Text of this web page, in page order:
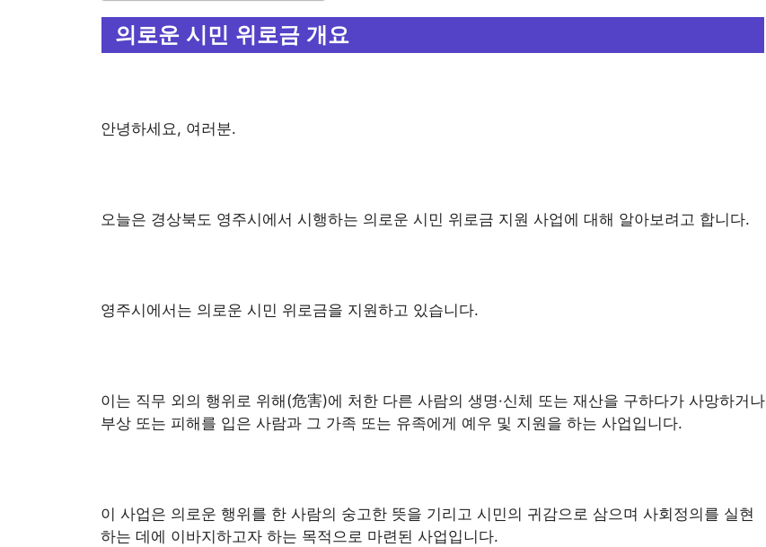
의로운 시민 위로금 개요
안녕하세요, 여러분.
오늘은 경상북도 영주시에서 시행하는 의로운 시민 위로금 지원 사업에 대해 알아보려고 합니다.
영주시에서는 의로운 시민 위로금을 지원하고 있습니다.
이는 직무 외의 행위로 위해(危害)에 처한 다른 사람의 생명·신체 또는 재산을 구하다가 사망하거나
부상 또는 피해를 입은 사람과 그 가족 또는 유족에게 예우 및 지원을 하는 사업입니다.
이 사업은 의로운 행위를 한 사람의 숭고한 뜻을 기리고 시민의 귀감으로 삼으며 사회정의를 실현
하는 데에 이바지하고자 하는 목적으로 마련된 사업입니다.